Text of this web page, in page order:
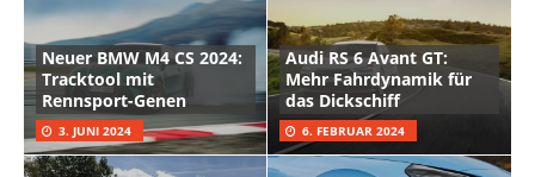
Neuer BMW M4 CS 2024:
Tracktool mit
Rennsport-Genen
3. JUNI 2024
Audi RS 6 Avant GT:
Mehr Fahrdynamik für
das Dickschiff
6. FEBRUAR 2024